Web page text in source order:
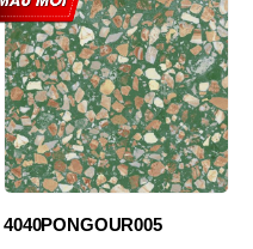
4040PONGOUR005